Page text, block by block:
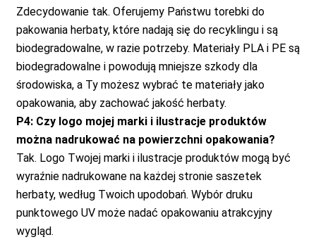
Zdecydowanie tak. Oferujemy Państwu torebki do
pakowania herbaty, które nadają się do recyklingu i są
biodegradowalne, w razie potrzeby. Materiały PLA i PE są
biodegradowalne i powodują mniejsze szkody dla
środowiska, a Ty możesz wybrać te materiały jako
opakowania, aby zachować jakość herbaty.
P4: Czy logo mojej marki i ilustracje produktów
można nadrukować na powierzchni opakowania?
Tak. Logo Twojej marki i ilustracje produktów mogą być
wyraźnie nadrukowane na każdej stronie saszetek
herbaty, według Twoich upodobań. Wybór druku
punktowego UV może nadać opakowaniu atrakcyjny
wygląd.